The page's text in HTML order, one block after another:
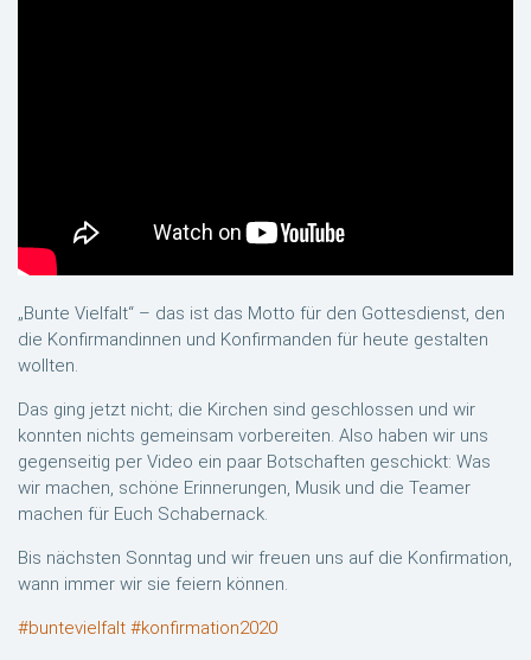
„Bunte Vielfalt“ – das ist das Motto für den Gottesdienst, den
die Konfirmandinnen und Konfirmanden für heute gestalten
wollten.
Das ging jetzt nicht; die Kirchen sind geschlossen und wir
konnten nichts gemeinsam vorbereiten. Also haben wir uns
gegenseitig per Video ein paar Botschaften geschickt: Was
wir machen, schöne Erinnerungen, Musik und die Teamer
machen für Euch Schabernack.
Bis nächsten Sonntag und wir freuen uns auf die Konfirmation,
wann immer wir sie feiern können.
#buntevielfalt #konfirmation2020